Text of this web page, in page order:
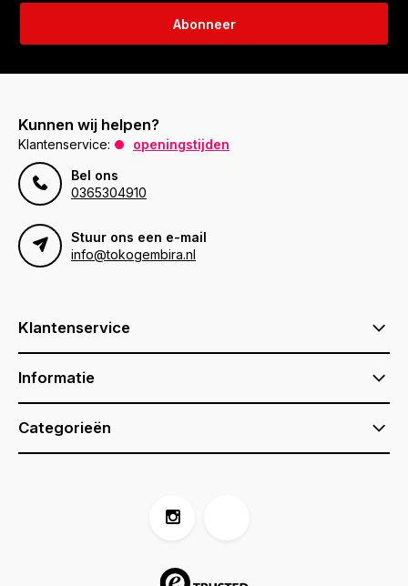
Abonneer
Kunnen wij helpen?
Klantenservice:
openingstijden
Bel ons
0365304910
Stuur ons een e-mail
info@tokogembira.nl
Klantenservice
Informatie
Categorieën